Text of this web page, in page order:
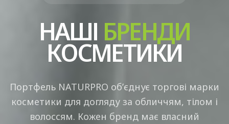
НАШІ БРЕНДИ
КОСМЕТИКИ
Портфель NATURPRO об’єднує торгові марки
косметики для догляду за обличчям, тілом і
волоссям. Кожен бренд має власний